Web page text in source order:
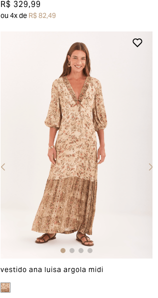
R$ 329,99
ou4x deR$ 82,49
vestido ana luisa argola midi